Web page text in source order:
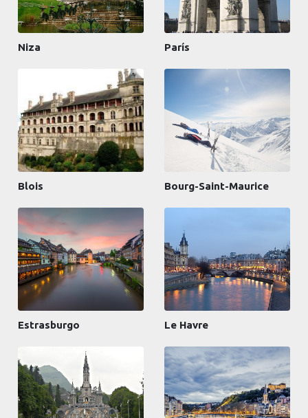
Niza París
Blois Bourg-Saint-Maurice
Estrasburgo Le Havre